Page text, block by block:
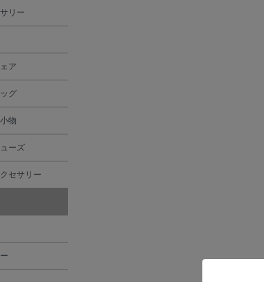
THURSTON
WAYS TO SAY
リー
ア
グ
物
ーズ
セサリー